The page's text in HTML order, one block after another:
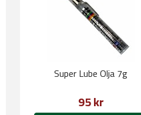
Super Lube Olja 7g
95 kr